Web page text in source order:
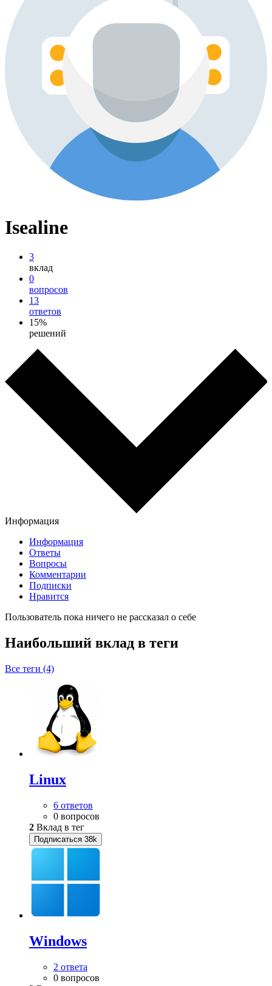
Isealine
3
вклад
0
вопросов
13
ответов
15%
решений
Информация
Информация
Ответы
Вопросы
Комментарии
Подписки
Нравится
Пользователь пока ничего не рассказал о себе
Наибольший вклад в теги
Все теги (4)
Linux
6 ответов
0 вопросов
2 Вклад в тег
Подписаться 38k
Windows
2 ответа
0 вопросов